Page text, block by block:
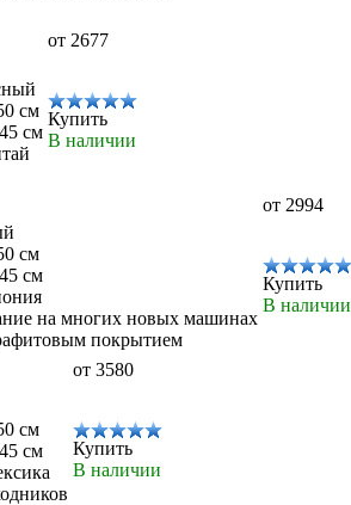
от 2677
см
см
Купить
В наличии
от 2994
см
см
на многих новых машинах
покрытием
Купить
В наличии
от 3580
см
см
Купить
В наличии